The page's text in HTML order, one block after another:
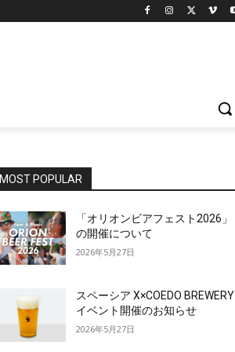
MOST POPULAR
「オリオンビアフェスト2026」
の開催について
2026年5月27日
スペーシア X×COEDO BREWERY
イベント開催のお知らせ
2026年5月27日